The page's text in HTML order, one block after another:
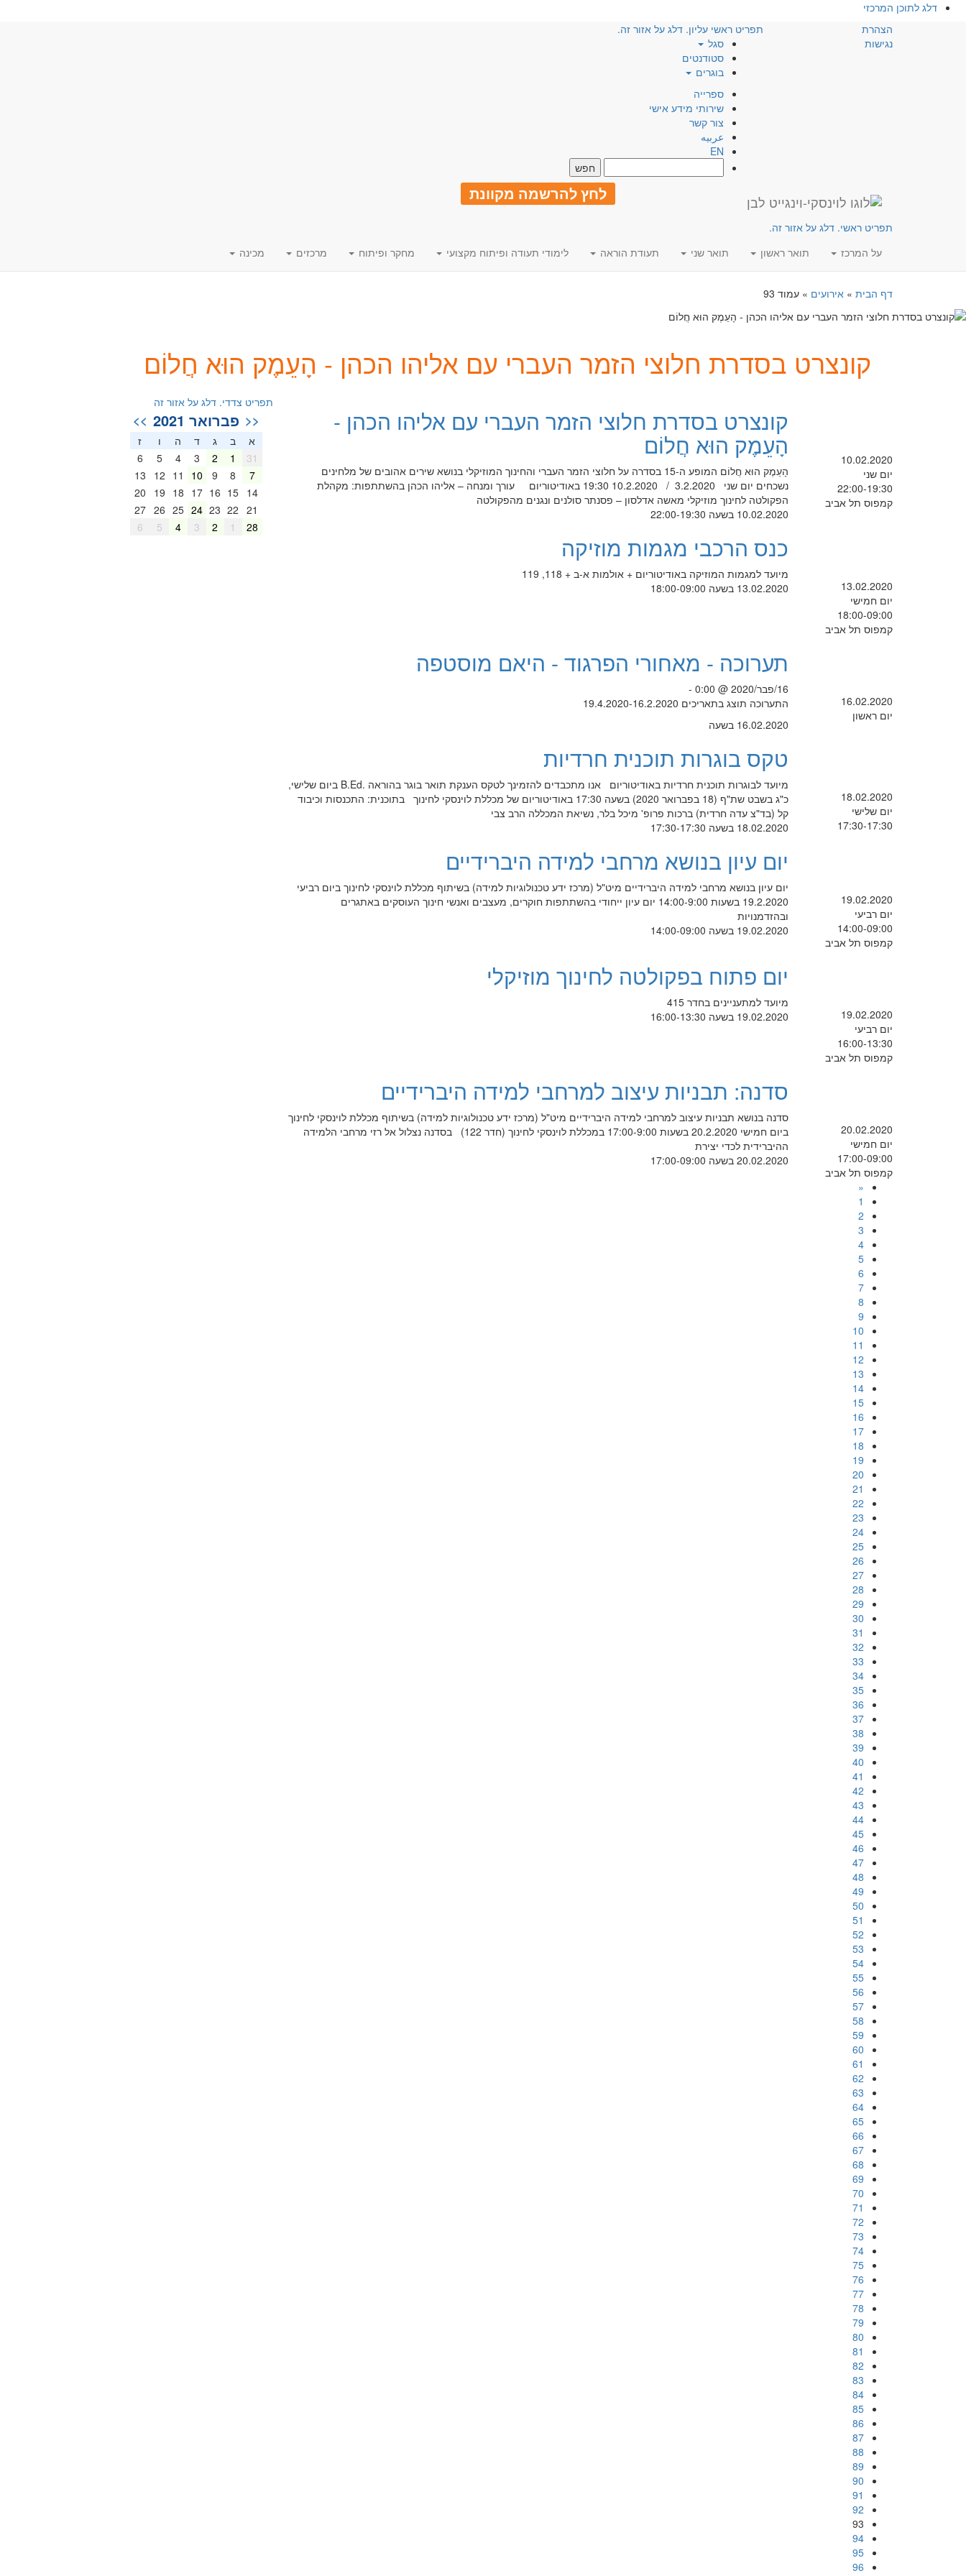
דלג לתוכן המרכזי
הצהרת
נגישות
תפריט ראשי עליון. דלג על אזור זה.
סגל
סטודנטים
בוגרים
ספרייה
שירותי מידע אישי
צור קשר
عربيه
EN
לחץ להרשמה מקוונת
תפריט ראשי. דלג על אזור זה.
על המרכז
תואר ראשון תואר שני תעודת הוראה לימודי תעודה ופיתוח מקצועי מחקר ופיתוח מרכזים מכינה
דף הבית » אירועים » עמוד 93
קונצרט בסדרת חלוצי הזמר העברי עם אליהו הכהן - הָעֵמֶק הוּא חֲלוֹם
10.02.2020
יום שני
22:00-19:30
קמפוס תל אביב
קונצרט בסדרת חלוצי הזמר העברי עם אליהו הכהן -
הָעֵמֶק הוּא חֲלוֹם
הָעֵמֶק הוּא חֲלוֹם המופע ה-15 בסדרה על חלוצי הזמר העברי והחינוך המוזיקלי בנושא שירים אהובים של מלחינים
נשכחים יום שני 3.2.2020 / 10.2.2020 19:30 באודיטוריום עורך ומנחה – אליהו הכהן בהשתתפות: מקהלת
הפקולטה לחינוך מוזיקלי מאשה אדלסון – פסנתר סולנים ונגנים מהפקולטה
10.02.2020 בשעה 22:00-19:30
13.02.2020
יום חמישי
18:00-09:00
קמפוס תל אביב
כנס הרכבי מגמות מוזיקה
מיועד למגמות המוזיקה באודיטוריום + אולמות א-ב + 118, 119
13.02.2020 בשעה 18:00-09:00
16.02.2020
יום ראשון
תערוכה - מאחורי הפרגוד - היאם מוסטפה
16/פבר/2020 @ 0:00 -
התערוכה תוצג בתאריכים 19.4.2020-16.2.2020
16.02.2020 בשעה
18.02.2020
יום שלישי
17:30-17:30
טקס בוגרות תוכנית חרדיות
מיועד לבוגרות תוכנית חרדיות באודיטוריום אנו מתכבדים להזמינך לטקס הענקת תואר בוגר בהוראה .B.Ed ביום שלישי,
כ"ג בשבט שת"ף (18 בפברואר 2020) בשעה 17:30 באודיטוריום של מכללת לוינסקי לחינוך בתוכנית: התכנסות וכיבוד
קל (בד"צ עדה חרדית) ברכות פרופ' מיכל בלר, נשיאת המכללה הרב צבי
18.02.2020 בשעה 17:30-17:30
19.02.2020
יום רביעי
14:00-09:00
קמפוס תל אביב
יום עיון בנושא מרחבי למידה היברידיים
יום עיון בנושא מרחבי למידה היברידיים מיט"ל (מרכז ידע טכנולוגיות למידה) בשיתוף מכללת לוינסקי לחינוך ביום רביעי
19.2.2020 בשעות 14:00-9:00 יום עיון ייחודי בהשתתפות חוקרים, מעצבים ואנשי חינוך העוסקים באתגרים
ובהזדמנויות
19.02.2020 בשעה 14:00-09:00
19.02.2020
יום רביעי
16:00-13:30
קמפוס תל אביב
יום פתוח בפקולטה לחינוך מוזיקלי
מיועד למתעניינים בחדר 415
19.02.2020 בשעה 16:00-13:30
20.02.2020
יום חמישי
17:00-09:00
קמפוס תל אביב
סדנה: תבניות עיצוב למרחבי למידה היברידיים
סדנה בנושא תבניות עיצוב למרחבי למידה היברידיים מיט"ל (מרכז ידע טכנולוגיות למידה) בשיתוף מכללת לוינסקי לחינוך
ביום חמישי 20.2.2020 בשעות 17:00-9:00 במכללת לוינסקי לחינוך (חדר 122) בסדנה נצלול אל רזי מרחבי הלמידה
ההיברידית לכדי יצירת
20.02.2020 בשעה 17:00-09:00
«
1
2
3
4
5
6
7
8
9
10
11
12
13
14
15
16
17
18
19
20
21
22
23
24
25
26
27
28
29
30
31
32
33
34
35
36
37
38
39
40
41
42
43
44
45
46
47
48
49
50
51
52
53
54
55
56
57
58
59
60
61
62
63
64
65
66
67
68
69
70
71
72
73
74
75
76
77
78
79
80
81
82
83
84
85
86
87
88
89
90
91
92
93
94
95
96
תפריט צדדי. דלג על אזור זה
<< פברואר 2021 >>
א ב ג ד ה ו
ז
31
1
2
3
4
5
6
7
8
9
10
11
12
13
14
15
16
17
18
19
20
21
22
23
24
25
26
27
28
1
2
3
4
5
6